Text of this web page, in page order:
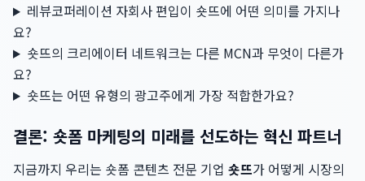
레뷰코퍼레이션 자회사 편입이 숏뜨에 어떤 의미를 가지나
요?
숏뜨의 크리에이터 네트워크는 다른 MCN과 무엇이 다른가
요?
숏뜨는 어떤 유형의 광고주에게 가장 적합한가요?
결론: 숏폼 마케팅의 미래를 선도하는 혁신 파트너
지금까지 우리는 숏폼 콘텐츠 전문 기업 숏뜨가 어떻게 시장의